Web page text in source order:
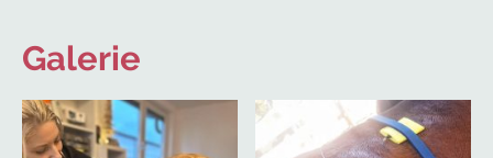
Galerie